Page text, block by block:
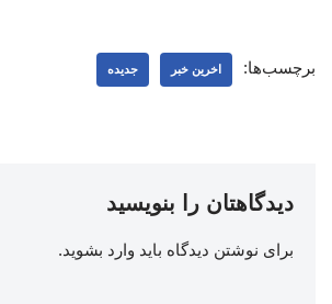
برچسب‌ها: اخرین خبر جدیده
دیدگاهتان را بنویسید
برای نوشتن دیدگاه باید وارد بشوید.